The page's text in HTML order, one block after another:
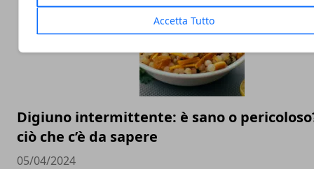
Accetta Tutto
Digiuno intermittente: è sano o
ciò che c’è da sapere
05/04/2024